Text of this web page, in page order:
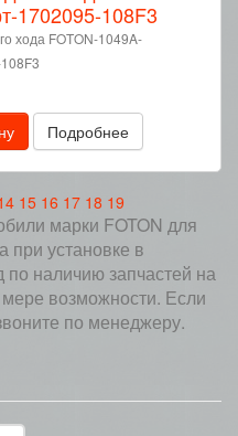
1702095-108F3
хода FOTON-1049A-
Подробнее
15 16 17 18 19
марки FOTON для
при установке в
по наличию запчастей на
возможности. Если
по менеджеру.